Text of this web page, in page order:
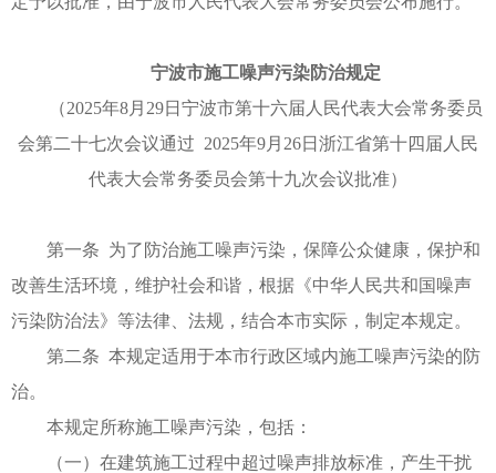
宁波市施工噪声污染防治规定
（2025年8月29日宁波市第十六届人民代表大会常务委员
会第二十七次会议通过 2025年9月26日浙江省第十四届人民
代表大会常务委员会第十九次会议批准）
第一条 为了防治施工噪声污染，保障公众健康，保护和
改善生活环境，维护社会和谐，根据《中华人民共和国噪声
污染防治法》等法律、法规，结合本市实际，制定本规定。
第二条 本规定适用于本市行政区域内施工噪声污染的防
治。
本规定所称施工噪声污染，包括：
（一）在建筑施工过程中超过噪声排放标准，产生干扰